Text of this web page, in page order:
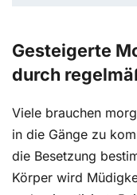
Gesteigerte
durch
Viele brauchen
in die Gänge zu
die Besetzung
Körper wird